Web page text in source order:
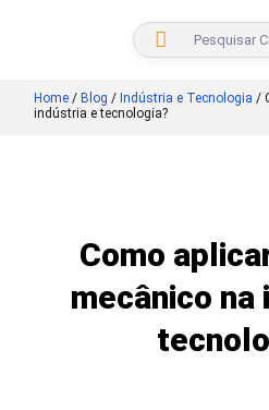
Home / Blog / Indústria e Tecnologia /
indústria e tecnologia?
Como
mecânico na